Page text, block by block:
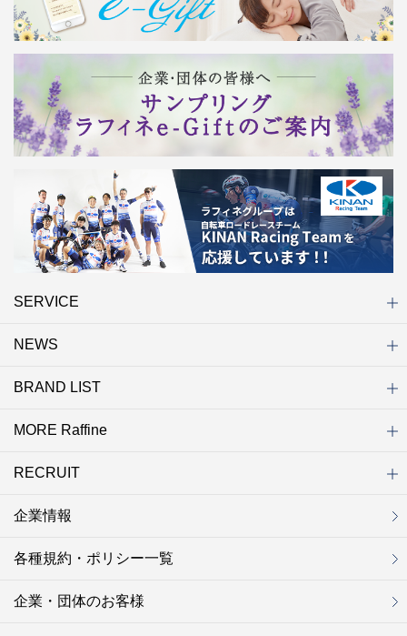
SERVICE
初めての方へ
店舗検索
キャンペーン
ラフィネ マルシェ（通販サイト）
WEB予約
よくある質問（Q&A）
サイトマップ
NEWS
ニュース一覧
お知らせ
オープン
クローズ
リニューアル
その他
BRAND LIST
ブランド一覧
ラフィネ
グランラフィネ
バダンバルー
ラフィネプリュス
プチラフィネ
整体ナチュラルボディ
トータルセラピー
フットデザイン
REFLE（リフレ）
Raffine TOKYO
ラフィネ ランニングスタイル
MORE Raffine
MORE Raffine
ラフィネのこだわり
ラフィネのひみつ
お得で便利なサービス
ラフィネギフト
ラフィネグループアスリート
RECRUIT
セラピスト採用
新卒採用
研修サイト
NOWON!!
企業情報
各種規約・ポリシー一覧
企業・団体のお客様